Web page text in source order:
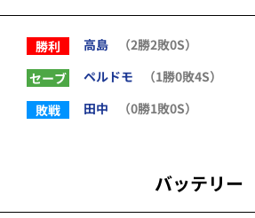
勝利 高島
（2勝2敗0S）
セーブ
ペルドモ
（1勝0敗4S）
敗戦
田中 （0勝1敗0S）
バッテリー